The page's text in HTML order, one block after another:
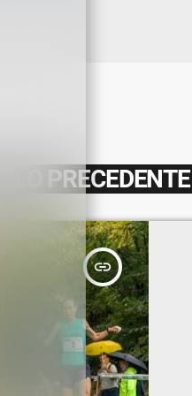
PRECEDENTE
insert_link